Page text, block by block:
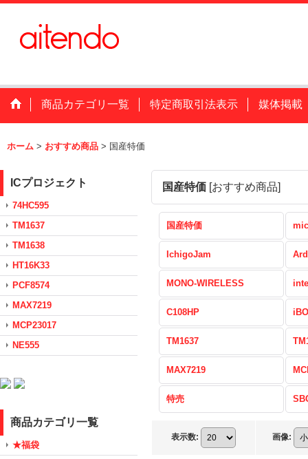
商品カテゴリ一覧 特定商取引法表示 媒体掲載
ホーム > おすすめ商品 > 国産特価
ICプロジェクト
74HC595
TM1637
TM1638
HT16K33
PCF8574
MAX7219
MCP23017
NE555
商品カテゴリ一覧
★福袋
国産特価 [おすすめ商品]
国産特価
IchigoJam
MONO-WIRELESS
C108HP
TM1637
MAX7219
特売
表示数: 画像: